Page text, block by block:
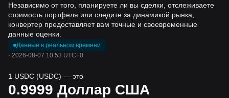
Независимо от того, планируете ли вы сделки, отслеживаете
стоимость портфеля или следите за динамикой рынка,
конвертер предоставляет вам точные и своевременные
данные оценки.
Данные в реальном времени
· 2026-08-07 10:53 UTC+0
1 USDC (USDC) — это
0.9999 Доллар США